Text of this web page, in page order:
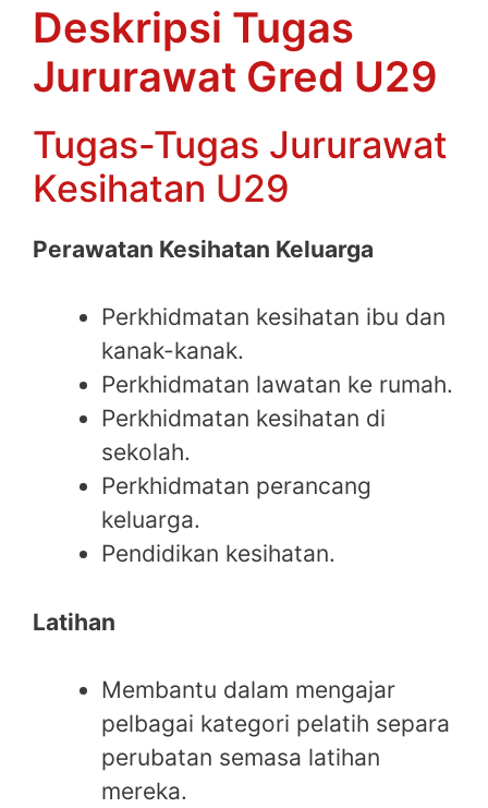
Deskripsi Tugas
Jururawat Gred U29
Tugas-Tugas Jururawat
Kesihatan U29
Perawatan Kesihatan Keluarga
Perkhidmatan kesihatan ibu dan
kanak-kanak.
Perkhidmatan lawatan ke rumah.
Perkhidmatan kesihatan di
sekolah.
Perkhidmatan perancang
keluarga.
Pendidikan kesihatan.
Latihan
Membantu dalam mengajar
pelbagai kategori pelatih separa
perubatan semasa latihan
mereka.